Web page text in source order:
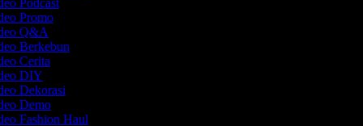
Promo
Q&A
Berkebun
Cerita
DIY
Dekorasi
Demo
Fashion Haul